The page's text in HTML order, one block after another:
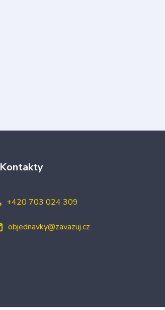
Kontakty
+420 703 024 309
objednavky@zavazuj.cz